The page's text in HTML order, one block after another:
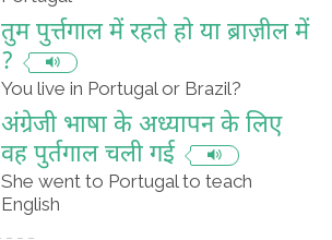
तुम पुर्त्तगाल में रहते हो या ब्राज़ील में
?
You live in Portugal or Brazil?
अंग्रेजी भाषा के अध्यापन के लिए
वह पुर्तगाल चली गई
She went to Portugal to teach
English